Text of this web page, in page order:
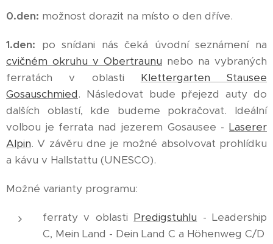
0.den: možnost dorazit na místo o den dříve.
1.den: po snídani nás čeká úvodní seznámení na
cvičném okruhu v Obertraunu nebo na vybraných
ferratách v oblasti Klettergarten Stausee
Gosauschmied. Následovat bude přejezd auty do
dalších oblastí, kde budeme pokračovat. Ideální
volbou je ferrata nad jezerem Gosausee - Laserer
Alpin. V závěru dne je možné absolvovat prohlídku
a kávu v Hallstattu (UNESCO).
Možné varianty programu:
ferraty v oblasti Predigstuhlu - Leadership
C, Mein Land - Dein Land C a Höhenweg C/D